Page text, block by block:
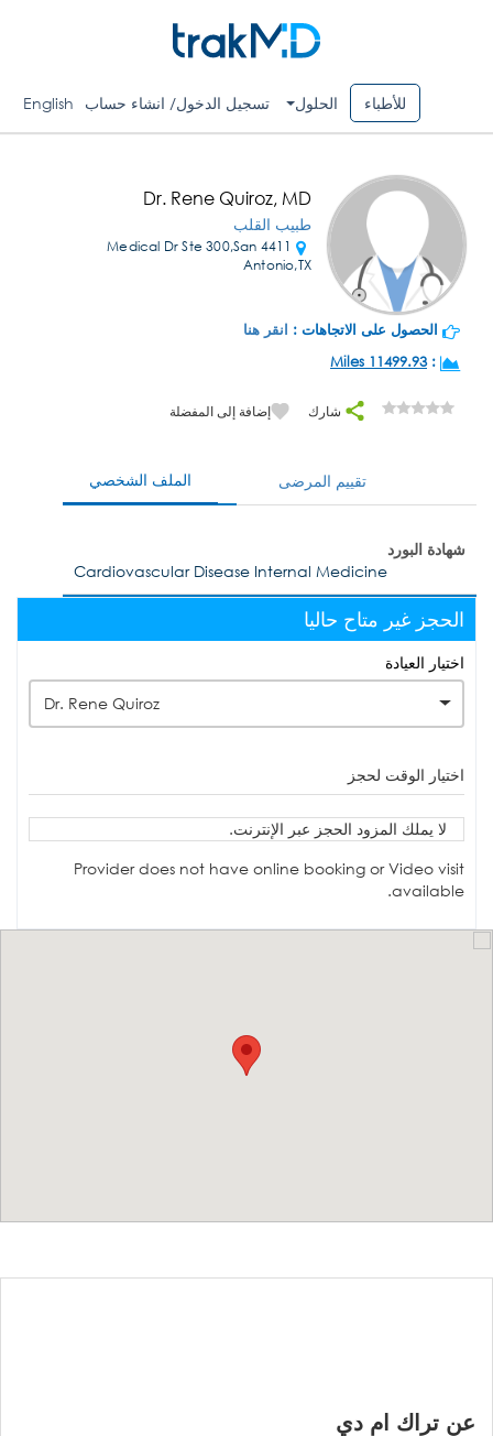
للأطباء الحلول تسجيل الدخول/ انشاء حساب English
Dr. Rene Quiroz, MD
طبيب القلب
4411 Medical Dr Ste 300,San
Antonio,TX
الحصول على الاتجاهات : انقر هنا
:
11499.93 Miles
شارك إضافة إلى المفضلة
الملف الشخصي تقييم المرضى
شهادة البورد
Cardiovascular Disease Internal Medicine
الحجز غير متاح حاليا
اختيار العيادة
Dr. Rene Quiroz
اختيار الوقت لحجز
لا يملك المزود الحجز عبر الإنترنت.
Provider does not have online booking or Video visit
available.
عن تراك ام دي